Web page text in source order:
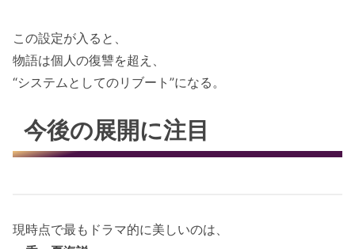
この設定が入ると、
物語は個人の復讐を超え、
“システムとしてのリブート”になる。
今後の展開に注目
現時点で最もドラマ的に美しいのは、